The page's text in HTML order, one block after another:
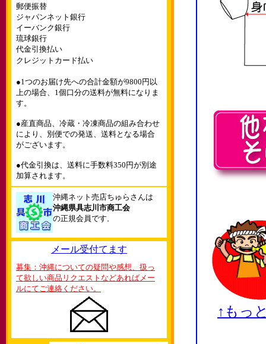
郵便振替
ジャパンネット銀行
イーバンク銀行
琉球銀行
代金引換払い
クレジットカード払い
●1つのお届け先への合計金額が9800円以
上の場合、1個口分の送料が無料になりま
す。
●産直商品、冷蔵・冷凍商品の組み合わせ
により、別便での発送、送料となる場合
がございます。
●代金引換は、送料に手数料350円が別途
加算されます。
沖縄ネット売店ちゅらさんは
沖縄県具志川市商工会
の正規会員です。
メール受付てます
募集：沖縄についての疑問や感想、扱っ
て欲しい商品リクエストなどあればメー
ルにてご連絡ください。
↑もっ